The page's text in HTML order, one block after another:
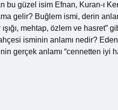
bu güzel isim Efnan, Kuran-ı
gelir? Buğlem ismi, derin
mehtap, özlem ve hasret”
isminin anlamı nedir?
gerçek anlamı “cennetten iyi